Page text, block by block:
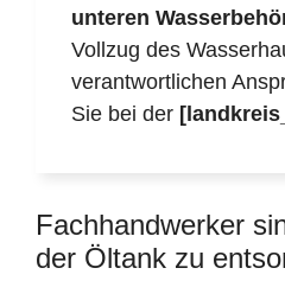
unteren
Vollzug des
verantwortlichen
Sie bei der
Fachhandwerker
der Öltank zu